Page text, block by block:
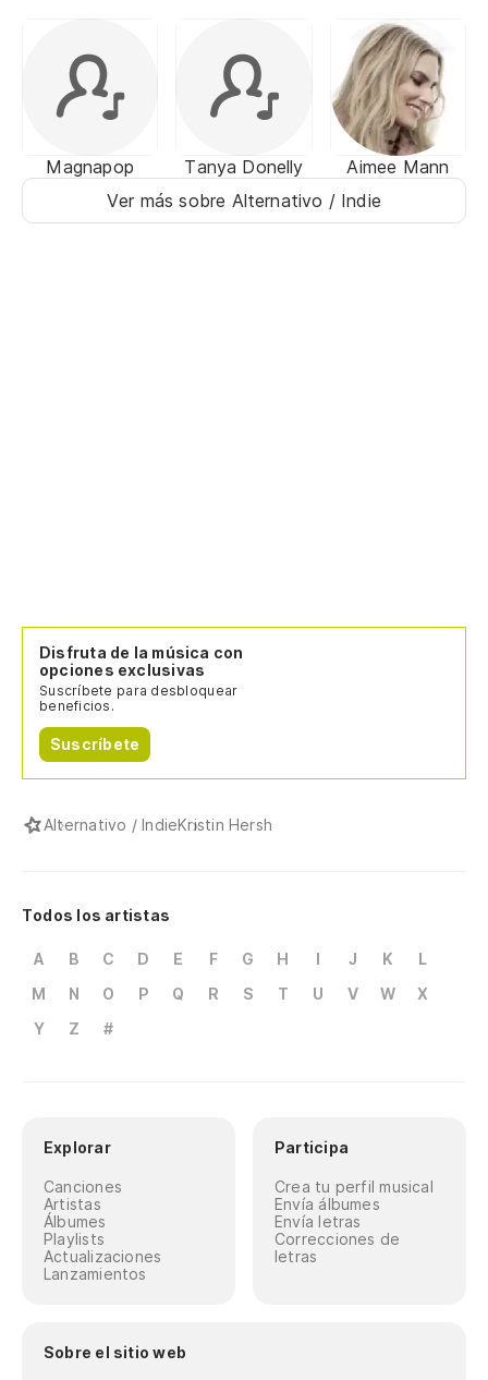
Magnapop Tanya Donelly
Aimee Mann
Ver más sobre Alternativo / Indie
Disfruta de la música con
opciones exclusivas
Suscríbete para desbloquear
beneficios.
Suscríbete
Alternativo / IndieKristin Hersh
Todos los artistas
A B C D E F G H I J K
L
M
N O P Q R S T U V W
X
Y
Z #
Explorar
Canciones
Artistas
Álbumes
Playlists
Actualizaciones
Lanzamientos
Participa
Crea tu perfil musical
Envía álbumes
Envía letras
Correcciones de
letras
Sobre el sitio web